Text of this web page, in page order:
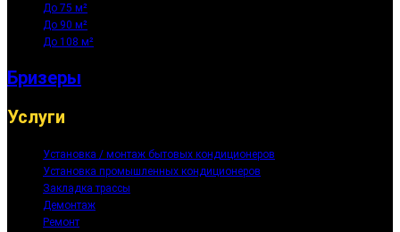
До 75 м²
До 90 м²
До 108 м²
Бризеры
Услуги
Установка / монтаж бытовых кондиционеров
Установка промышленных кондиционеров
Закладка трассы
Демонтаж
Ремонт